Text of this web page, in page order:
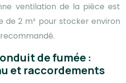
ventilation de la pièce est
de 2 m² pour stocker environ
de fumée :
et raccordements